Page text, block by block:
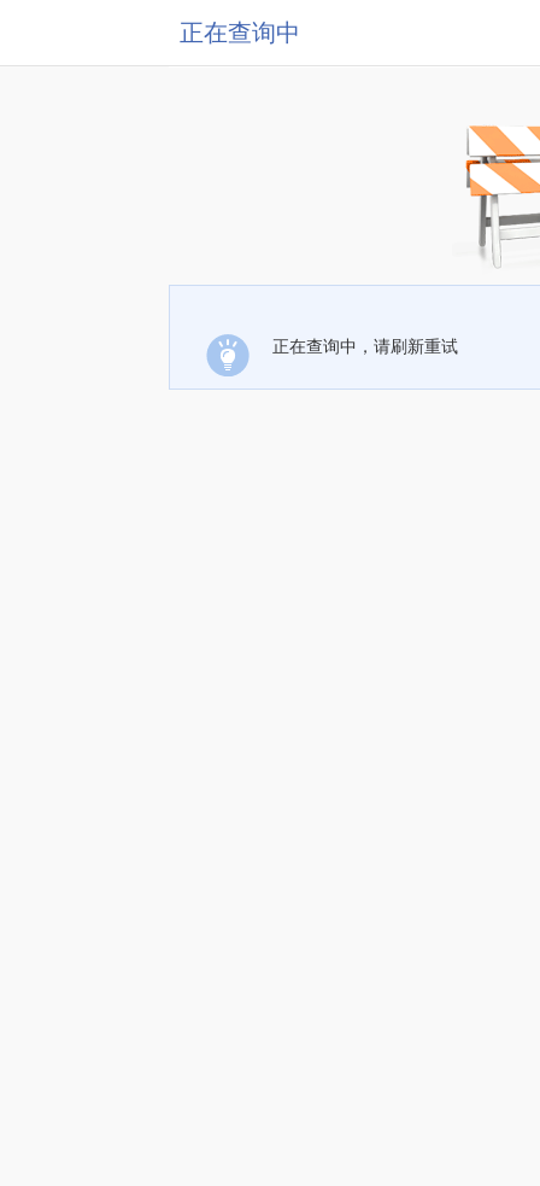
正在查询中
正在查询中，请刷新重试